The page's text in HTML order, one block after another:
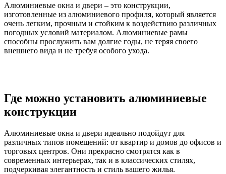
Алюминиевые окна и двери – это конструкции,
изготовленные из алюминиевого профиля, который является
очень легким, прочным и стойким к воздействию различных
погодных условий материалом. Алюминиевые рамы
способны прослужить вам долгие годы, не теряя своего
внешнего вида и не требуя особого ухода.
Где можно установить алюминиевые
конструкции
Алюминиевые окна и двери идеально подойдут для
различных типов помещений: от квартир и домов до офисов и
торговых центров. Они прекрасно смотрятся как в
современных интерьерах, так и в классических стилях,
подчеркивая элегантность и стиль вашего жилья.